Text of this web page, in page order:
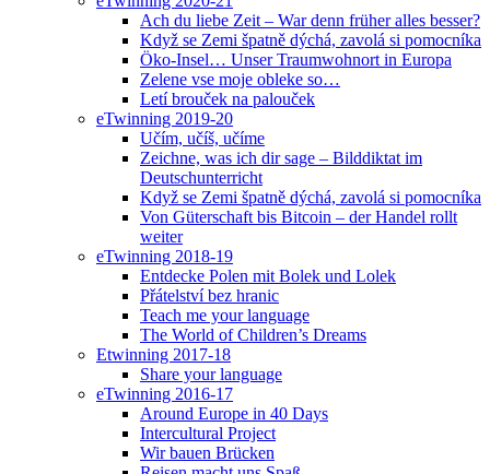
Ach du liebe Zeit – War denn früher alles besser?
Když se Zemi špatně dýchá, zavolá si pomocníka
Öko-Insel… Unser Traumwohnort in Europa
Zelene vse moje obleke so…
Letí brouček na palouček
eTwinning 2019-20
Učím, učíš, učíme
Zeichne, was ich dir sage – Bilddiktat im
Deutschunterricht
Když se Zemi špatně dýchá, zavolá si pomocníka
Von Güterschaft bis Bitcoin – der Handel rollt
weiter
eTwinning 2018-19
Entdecke Polen mit Bolek und Lolek
Přátelství bez hranic
Teach me your language
The World of Children’s Dreams
Etwinning 2017-18
Share your language
eTwinning 2016-17
Around Europe in 40 Days
Intercultural Project
Wir bauen Brücken